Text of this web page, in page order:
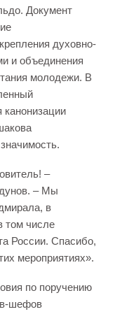
Документ
духовно-
и объединения
молодежи. В
канонизации
–
– Мы
в
том числе
России. Спасибо,
мероприятиях».
по поручению
шефов